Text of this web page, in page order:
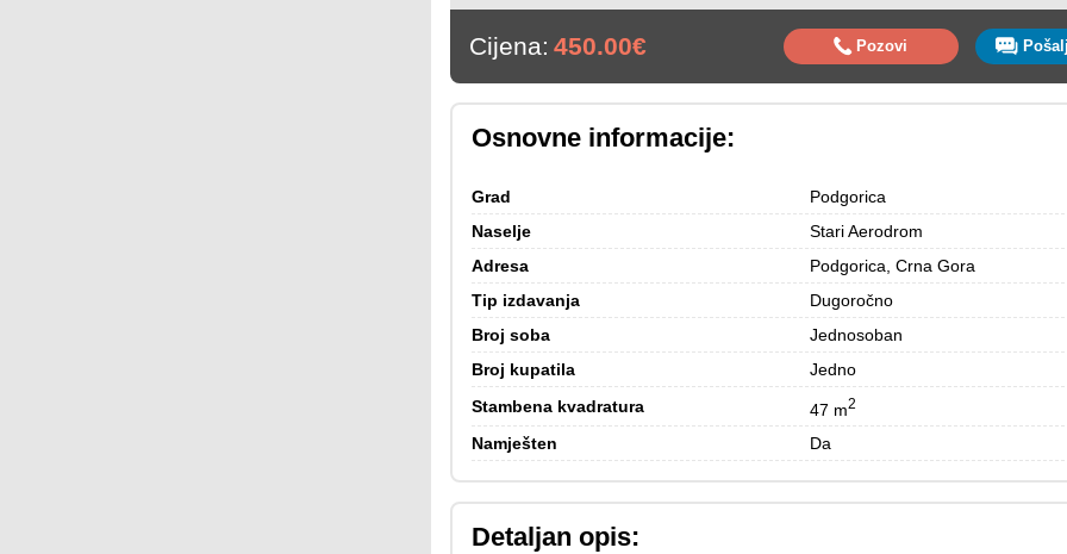
Cijena: 450.00€ Pozovi
Osnovne informacije:
Grad
Podgorica
Naselje
Stari Aerodrom
Adresa
Podgorica, Crna Gora
Tip izdavanja
Dugoročno
Broj soba
Jednosoban
Broj kupatila
Jedno
Stambena kvadratura
47 m2
Namješten Da
Detaljan opis: